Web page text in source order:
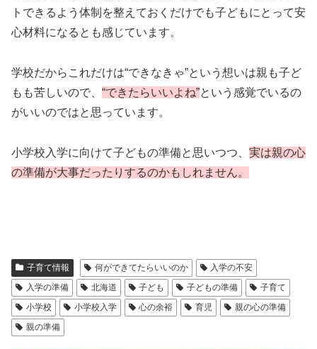
トできるよう体制を整えておくだけでも子どもにとって安
心材料になるとも感じています。
学校だからこれだけは“できなきゃ”という想いは親も子ど
もも苦しいので、 “できたらいいよね”という感覚でいるの
がいいのではと思っています。
小学校入学に向けて子どもの準備と思いつつ、 実は親の心
の準備が大事だったりするのかもしれません。
子育て情報 何ができてたらいいのか
入学の不安
入学の準備
北海道 子ども 子どもの準備
子育て
小学校
小学校入学 心の余裕 育児
親の心の準備
親の準備